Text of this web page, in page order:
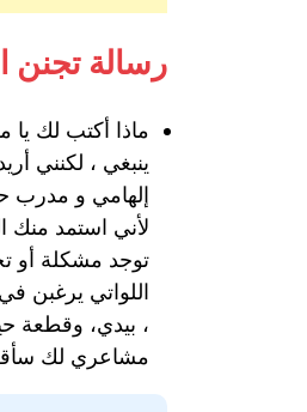
رسالة تجنن
ماذا أكتب لك يا
ينبغي ، لكنني
إلهامي و مدرب
لأني استمد منك
توجد مشكلة أو
اللواتي يرغبن
، بيدي، وقطعة
مشاعري لك